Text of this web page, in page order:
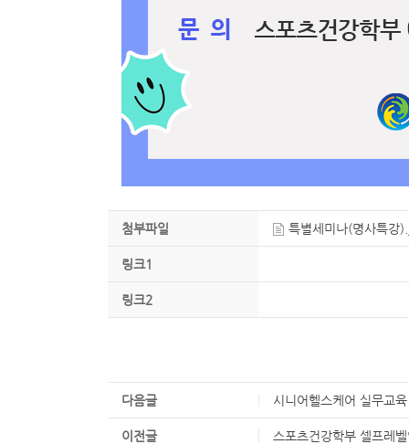
첨부파일 특별세미나(명사특강
링크1
링크2
다음글 시니어헬스케어 실무교
이전글 스포츠건강학부 셀프레